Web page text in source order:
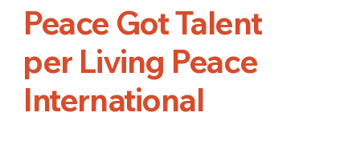
Peace Got Talent
per Living Peace
International